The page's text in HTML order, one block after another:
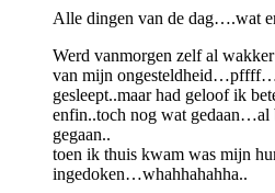
Alle dingen van de dag….wat
Werd vanmorgen zelf al
van mijn
gesleept..maar had geloof ik
enfin..toch nog wat gedaan…al
gegaan..
toen ik thuis kwam was mijn
ingedoken…whahhahahha..